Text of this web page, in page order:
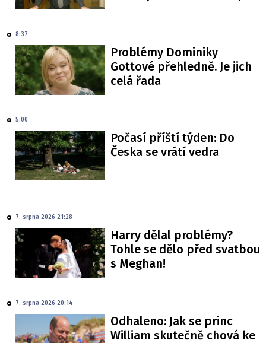
8:37
Problémy Dominiky
Gottové přehledně. Je jich
celá řada
5:00
Počasí příští týden: Do
Česka se vrátí vedra
7. srpna 2026 21:28
Harry dělal problémy?
Tohle se dělo před svatbou
s Meghan!
7. srpna 2026 20:14
Odhaleno: Jak se princ
William skutečně chová ke